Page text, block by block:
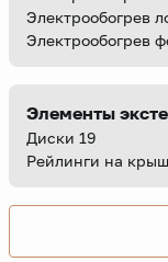
Электрообогрев
Электрообогрев
Элементы
Диски 19
Рейлинги на